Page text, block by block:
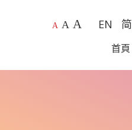
A A A EN 简
首頁